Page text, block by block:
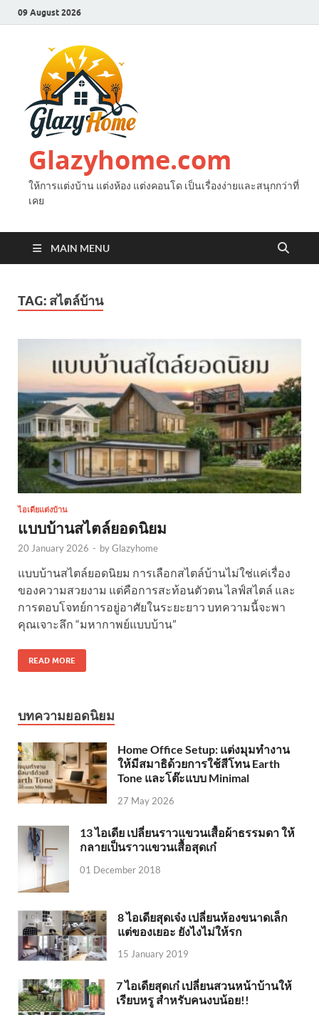
09 August 2026
Glazyhome.com
ให้การแต่งบ้าน แต่งห้อง แต่งคอนโด เป็นเรื่องง่ายและสนุกกว่าที่
เคย
MAIN MENU
TAG: สไตล์บ้าน
ไอเดียแต่งบ้าน
แบบบ้านสไตล์ยอดนิยม
20 January 2026 - byGlazyhome
แบบบ้านสไตล์ยอดนิยม การเลือกสไตล์บ้านไม่ใช่แค่เรื่อง
ของความสวยงาม แต่คือการสะท้อนตัวตน ไลฟ์สไตล์ และ
การตอบโจทย์การอยู่อาศัยในระยะยาว บทความนี้จะพา
คุณเจาะลึก “มหากาพย์แบบบ้าน”
READ MORE
บทความยอดนิยม
Home Office Setup: แต่งมุมทำงาน
ให้มีสมาธิด้วยการใช้สีโทน Earth
Tone และโต๊ะแบบ Minimal
27 May 2026
13 ไอเดีย เปลี่ยนราวแขวนเสื้อผ้าธรรมดา ให้
กลายเป็นราวแขวนเสื้อสุดเก๋
01 December 2018
8 ไอเดียสุดเจ๋ง เปลี่ยนห้องขนาดเล็ก
แต่ของเยอะ ยังไงไม่ให้รก
15 January 2019
7 ไอเดียสุดเก๋ เปลี่ยนสวนหน้าบ้านให้
เรียบหรู สำหรับคนงบน้อย!!